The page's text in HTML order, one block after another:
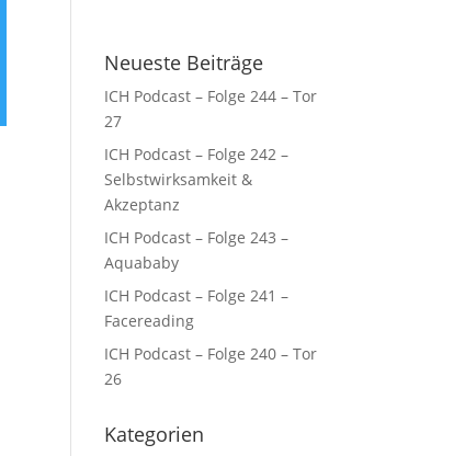
Neueste Beiträge
ICH Podcast – Folge 244 – Tor
27
ICH Podcast – Folge 242 –
Selbstwirksamkeit &
Akzeptanz
ICH Podcast – Folge 243 –
Aquababy
ICH Podcast – Folge 241 –
Facereading
ICH Podcast – Folge 240 – Tor
26
Kategorien